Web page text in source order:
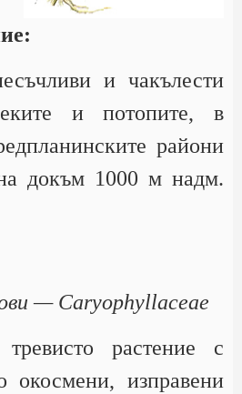
и чакълести
и потопите, в
райони
докъм 1000 м надм.
— Caryophyllaceae
растение с
окосмени, изправени